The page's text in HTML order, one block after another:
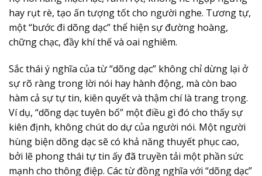
hay rụt rè, tạo ấn tượng tốt cho người nghe. Tương tự,
một “bước đi dõng dạc” thể hiện sự đường hoàng,
chững chạc, đầy khí thế và oai nghiêm.
Sắc thái ý nghĩa của từ “dõng dạc” không chỉ dừng lại ở
sự rõ ràng trong lời nói hay hành động, mà còn bao
hàm cả sự tự tin, kiên quyết và thậm chí là trang trọng.
Ví dụ, “dõng dạc tuyên bố” một điều gì đó cho thấy sự
kiên định, không chút do dự của người nói. Một người
hùng biện dõng dạcsẽ có khả năng thuyết phục cao,
bởi lẽ phong thái tự tin ấy đã truyền tải một phần sức
mạnh cho thông điệp. Các từ đồng nghĩa với “dõng dạc”